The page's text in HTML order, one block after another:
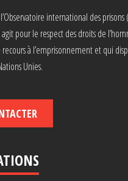
international des prisons
pour le respect des droits de
à l’emprisonnement et qui
Unies.